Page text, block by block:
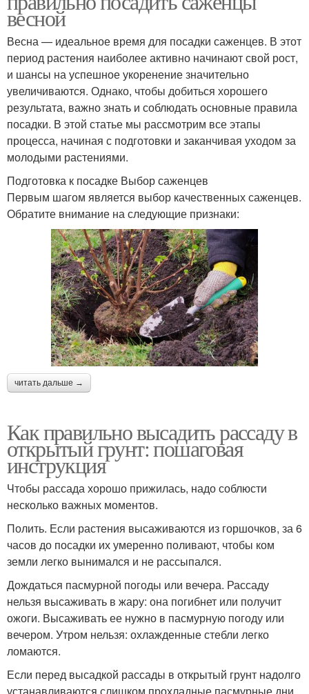
весной
Весна — идеальное время для посадки саженцев. В этот
период растения наиболее активно начинают свой рост,
и шансы на успешное укоренение значительно
увеличиваются. Однако, чтобы добиться хорошего
результата, важно знать и соблюдать основные правила
посадки. В этой статье мы рассмотрим все этапы
процесса, начиная с подготовки и заканчивая уходом за
молодыми растениями.
Подготовка к посадке Выбор саженцев
Первым шагом является выбор качественных саженцев.
Обратите внимание на следующие признаки:
читать дальше →
Как правильно высадить рассаду в
открытый грунт: пошаговая
инструкция
Чтобы рассада хорошо прижилась, надо соблюсти
несколько важных моментов.
Полить. Если растения высаживаются из горшочков, за 6
часов до посадки их умеренно поливают, чтобы ком
земли легко вынимался и не рассыпался.
Дождаться пасмурной погоды или вечера. Рассаду
нельзя высаживать в жару: она погибнет или получит
ожоги. Высаживать ее нужно в пасмурную погоду или
вечером. Утром нельзя: охлажденные стебли легко
ломаются.
Если перед высадкой рассады в открытый грунт надолго